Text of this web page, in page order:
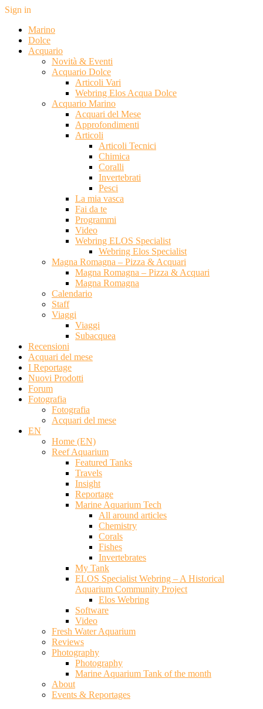
Sign in
Marino
Dolce
Acquario
Novità & Eventi
Acquario Dolce
Articoli Vari
Webring Elos Acqua Dolce
Acquario Marino
Acquari del Mese
Approfondimenti
Articoli
Articoli Tecnici
Chimica
Coralli
Invertebrati
Pesci
La mia vasca
Fai da te
Programmi
Video
Webring ELOS Specialist
Webring Elos Specialist
Magna Romagna – Pizza & Acquari
Magna Romagna – Pizza & Acquari
Magna Romagna
Calendario
Staff
Viaggi
Viaggi
Subacquea
Recensioni
Acquari del mese
I Reportage
Nuovi Prodotti
Forum
Fotografia
Fotografia
Acquari del mese
EN
Home (EN)
Reef Aquarium
Featured Tanks
Travels
Insight
Reportage
Marine Aquarium Tech
All around articles
Chemistry
Corals
Fishes
Invertebrates
My Tank
ELOS Specialist Webring – A Historical
Aquarium Community Project
Elos Webring
Software
Video
Fresh Water Aquarium
Reviews
Photography
Photography
Marine Aquarium Tank of the month
About
Events & Reportages